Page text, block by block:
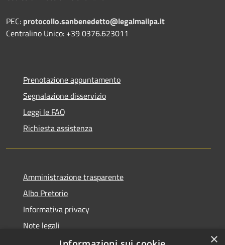
PEC: protocollo.sanbenedetto@legalmailpa.it
Centralino Unico: +39 0376.623011
Prenotazione appuntamento
Segnalazione disservizio
Leggi le FAQ
Richiesta assistenza
Amministrazione trasparente
Albo Pretorio
Informativa privacy
Note legali
Dichiarazione di accessibilità
×